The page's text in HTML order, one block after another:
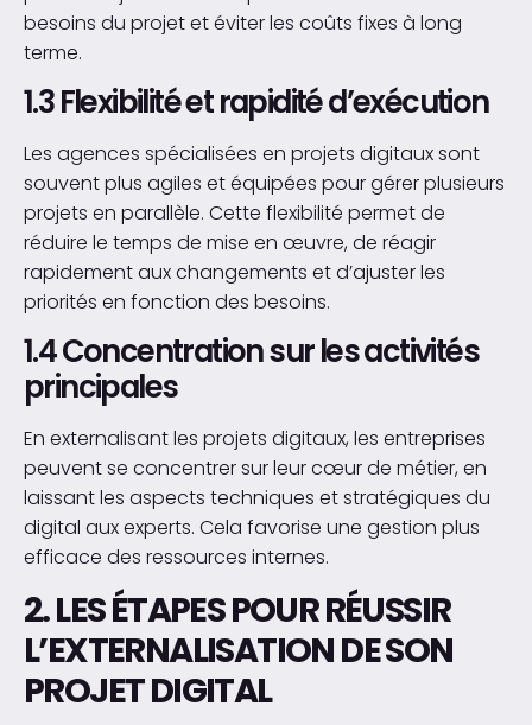
besoins du projet et éviter les coûts fixes à long
terme.
1.3 Flexibilité et rapidité d’exécution
Les agences spécialisées en projets digitaux sont
souvent plus agiles et équipées pour gérer plusieurs
projets en parallèle. Cette flexibilité permet de
réduire le temps de mise en œuvre, de réagir
rapidement aux changements et d’ajuster les
priorités en fonction des besoins.
1.4 Concentration sur les activités
principales
En externalisant les projets digitaux, les entreprises
peuvent se concentrer sur leur cœur de métier, en
laissant les aspects techniques et stratégiques du
digital aux experts. Cela favorise une gestion plus
efficace des ressources internes.
2. LES ÉTAPES POUR RÉUSSIR
L’EXTERNALISATION DE SON
PROJET DIGITAL